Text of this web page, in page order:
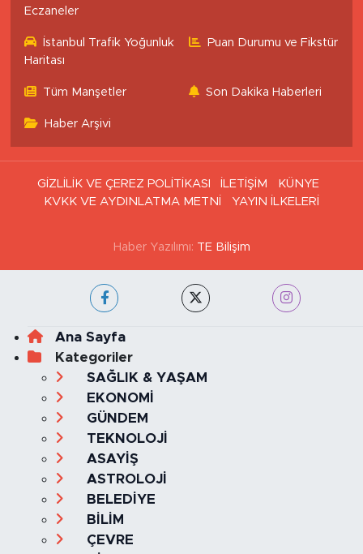
Eczaneler
İstanbul Trafik Yoğunluk
Haritası
Puan Durumu ve Fikstür
Tüm Manşetler Son Dakika Haberleri
Haber Arşivi
GİZLİLİK VE ÇEREZ POLİTİKASI İLETİŞİM
KÜNYE
KVKK VE AYDINLATMA METNİ
YAYIN İLKELERİ
Haber Yazılımı: TE Bilişim
Ana Sayfa
Kategoriler
SAĞLIK & YAŞAM
EKONOMİ
GÜNDEM
TEKNOLOJİ
ASAYİŞ
ASTROLOJİ
BELEDİYE
BİLİM
ÇEVRE